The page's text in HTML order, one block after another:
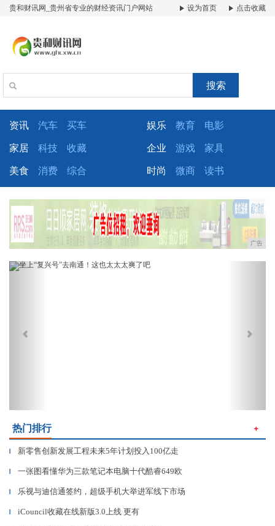
贵和财讯网_贵州省专业的财经资讯门户网站 设为首页 点击收藏
搜索
资讯 汽车 买车 娱乐 教育 电影
家居 科技 收藏 企业 游戏 家具
美食 消费 综合 时尚 微商 读书
广告
Previous
热门排行 ＋
▎ 新零售创新发展工程未来5年计划投入100亿走
▎ 一张图看懂华为三款笔记本电脑十代酷睿649欧
▎ 乐视与迪信通签约，超级手机大举进军线下市场
▎ iCouncil收藏在线新版3.0上线 更有